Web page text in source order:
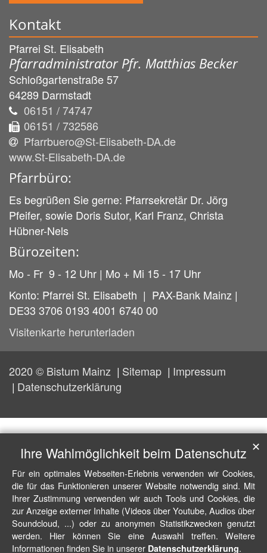
Kontakt
Pfarrei St. Elisabeth
Pfarradministrator Pfr. Matthias Becker
Schloßgartenstraße 57
64289 Darmstadt
06151 / 74747
06151 / 732586
Pfarrbuero@St-Elisabeth-DA.de
www.St-Elisabeth-DA.de
Pfarrbüro:
Es begrüßen Sie gerne: Pfarrsekretär Dr. Jörg
Pfeifer, sowie Doris Sutor, Karl Franz, Christa
Hübner-Nels
Bürozeiten:
Mo - Fr 9 - 12 Uhr | Mo + Mi 15 - 17 Uhr
Konto: Pfarrei St. Elisabeth | PAX-Bank Mainz |
DE33 3706 0193 4001 6740 00
Visitenkarte herunterladen
2020 © Bistum Mainz Sitemap
Impressum
Datenschutzerklärung
Ihre Wahlmöglichkeit beim Datenschutz
Für ein optimales Webseiten-Erlebnis verwenden wir Cookies,
die für das Funktionieren unserer Website notwendig sind. Mit
Ihrer Zustimmung verwenden wir auch Tools und Cookies, die
zur Anzeige externer Inhalte (Videos über Youtube, Audios über
Soundcloud, ...) oder zu anonymen Statistikzwecken genutzt
werden. Hier können Sie eine Auswahl treffen. Weitere
Informationen finden Sie in unserer Datenschutzerklärung.
✕